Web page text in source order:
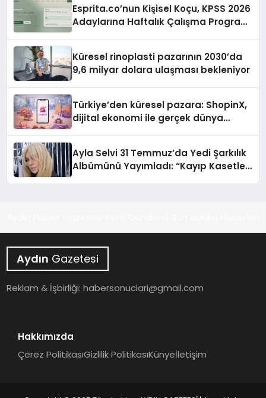
Esprita.co’nun Kişisel Koçu, KPSS 2026
Adaylarına Haftalık Çalışma Programı
Küresel rinoplasti pazarının 2030’da
9,6 milyar dolara ulaşması bekleniyor
Türkiye’den küresel pazara: ShopinX,
dijital ekonomi ile gerçek dünya
Ayla Selvi 31 Temmuz’da Yedi Şarkılık
Albümünü Yayımladı: “Kayıp Kasetler
Aydın Gazetesi
Reklam & İşbirliği:habersonuclari@gmail.com
Hakkımızda
Çerez PolitikasıGizlilik PolitikasıKünyeİletişim